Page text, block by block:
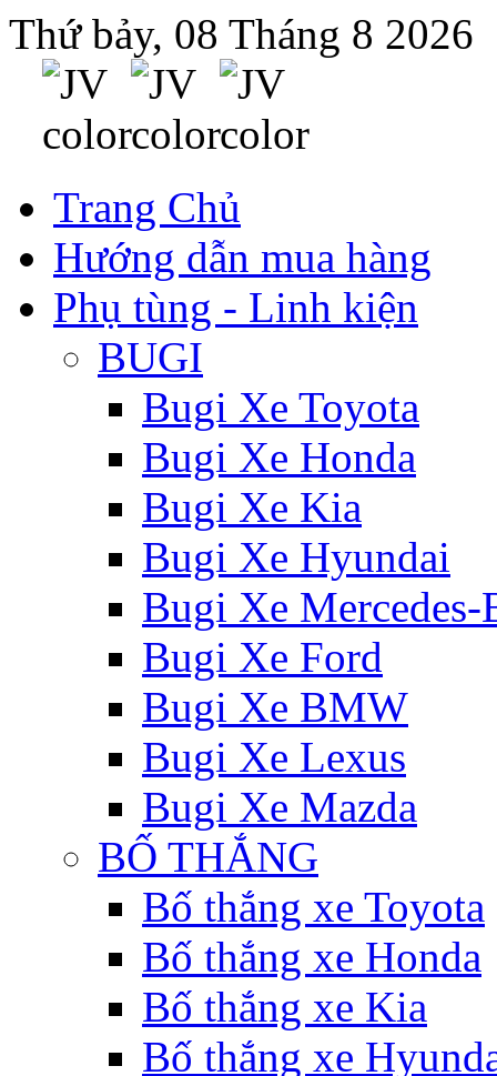
Thứ bảy, 08 Tháng 8 2026
Trang Chủ
Hướng dẫn mua hàng
Phụ tùng - Linh kiện
BUGI
Bugi Xe Toyota
Bugi Xe Honda
Bugi Xe Kia
Bugi Xe Hyundai
Bugi Xe Mercedes-
Bugi Xe Ford
Bugi Xe BMW
Bugi Xe Lexus
Bugi Xe Mazda
BỐ THẮNG
Bố thắng xe Toyota
Bố thắng xe Honda
Bố thắng xe Kia
Bố thắng xe